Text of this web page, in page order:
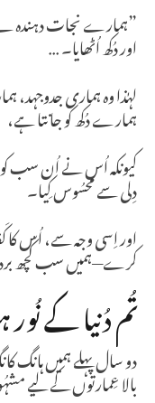
”ہمارے نجات دہندہ نے
اور دُکھ اُٹھایا۔ …
لہٰذا وہ ہماری
ہمارے دُکھ کو جانتا ہے،
کیونکہ اُس نے اُن سب
دِلی سے محسُوس کِیا۔
اور اِسی وجہ سے، اُس کا
کرے—ہمیں سب کُچھ
تُم دُنیا کے نُور
دو سال پہلے ہمیں ہانگ
بالا عِمارتوں کے لیے